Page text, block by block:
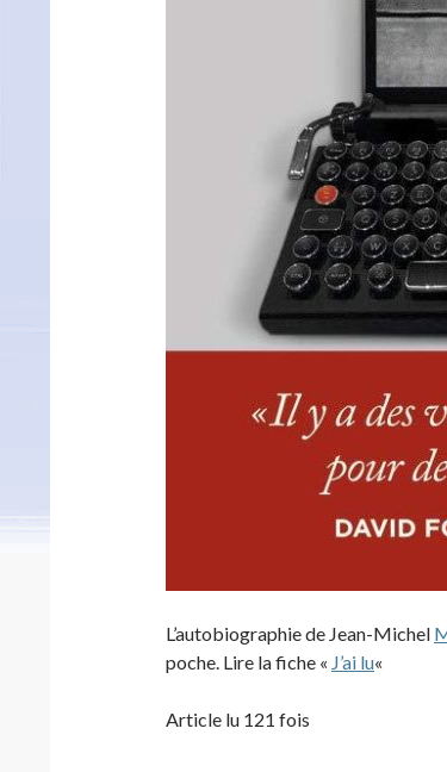
L’autobiographie de Jean-Michel
poche. Lire la fiche « J’ai lu«
Article lu 121 fois